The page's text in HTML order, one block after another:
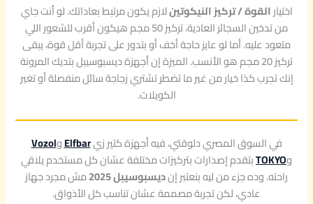
اختيارالقوة / تركيز النيكوتينلازم يكون مرتبط بعاداتك. لو أنت جاي
من تدخين السجائر العادية، تركيز 50 مجم هيكون أقرب للشعور اللي
متعود عليه. أما لو عايز حاجة أخف أو بتدور على تجربة أقل قوة، يبقى
تركيز 20 مجم هو الأنسب. الميزة إن أجهزة ديسبوسيبل بتديك المرونة
إنك تجرب كذا خيار من غير ما تضطر تشتري زجاجة سائل منفصلة أو تغير
الكويلات.
في السوق المصري دلوقتي، فيه أجهزة كتير زيElfbarوVozol
وTOKYOبتقدم إصدارات بتركيزات مختلفة عشان كل مستخدم يلاقي
راحته. وده جزء من ليه بنعتبر إنديسبوسيبل 2025
مش مجرد جهاز
عادي، لكن تجربة مصممة عشان تناسب كل الأذواق.